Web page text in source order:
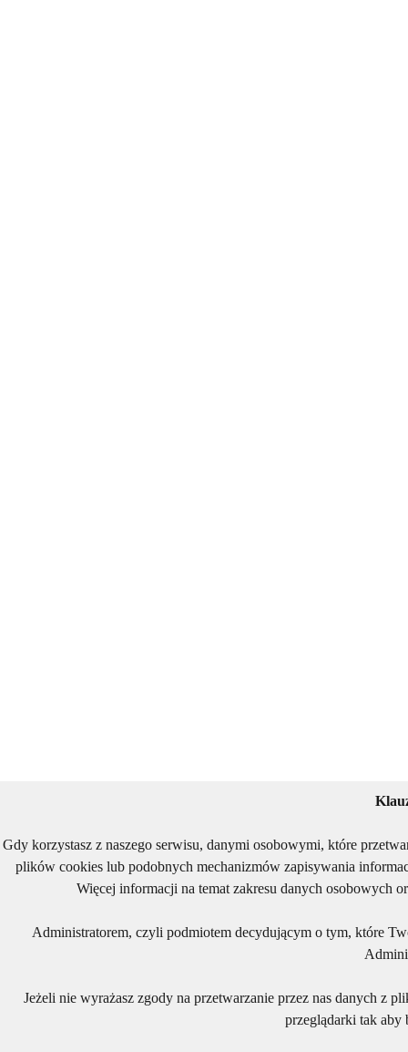
Gdy korzystasz z naszego serwisu, danymi osobowymi, które
plików cookies lub podobnych mechanizmów zapisywania
Więcej informacji na temat zakresu danych osobowych
Administratorem, czyli podmiotem decydującym o tym, które
Jeżeli nie wyrażasz zgody na przetwarzanie przez nas danych z
przeglądarki tak aby